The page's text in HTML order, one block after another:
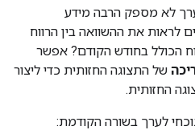
מספק הרבה מידע
את ההשוואה בין הרווח
בחודש הקודם? אפשר
של התצוגה החזותית כדי ליצור
לערך בשורה הקודמת: